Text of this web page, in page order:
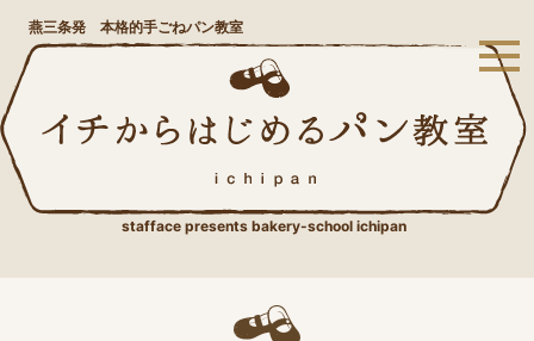
燕三条発 本格的手ごねパン教室
stafface presents bakery-school ichipan